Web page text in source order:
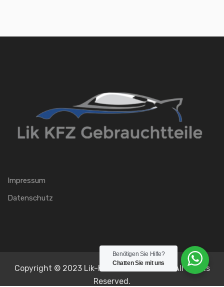
Impressum
Datenschutz
Copyright © 2023 Lik-KFZ-Gebrauchtteile All Rights
Reserved.
Benötigen Sie Hilfe?
Chatten Sie mit uns